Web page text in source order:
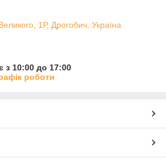
1Р, Дрогобич, Україна
з 10:00 до 17:00
роботи